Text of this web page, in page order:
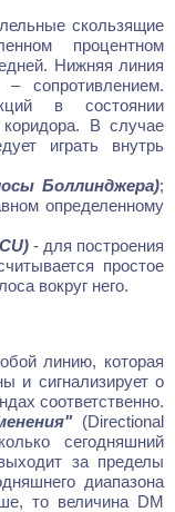
скользящие
процентном
Нижняя линия
сопротивлением.
в состоянии
В случае
играть внутрь
Боллинджера);
определенному
- для построения
простое
вокруг него.
линию, которая
и сигнализирует о
соответственно.
(Directional
сегодняшний
за пределы
диапазона
то величина DM